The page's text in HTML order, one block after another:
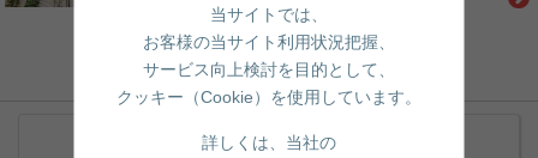
19.8万円
間取:
建物面積:
- / 9.96坪
土地面積:- / -
近くの賃貸物件をもっと見る
当サイトでは、
お客様の当サイト利用状況把握、
サービス向上検討を目的として、
クッキー（Cookie）を使用しています。
詳しくは、当社の